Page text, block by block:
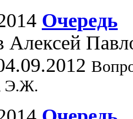
Очередь
Алексей
Э.Ж.